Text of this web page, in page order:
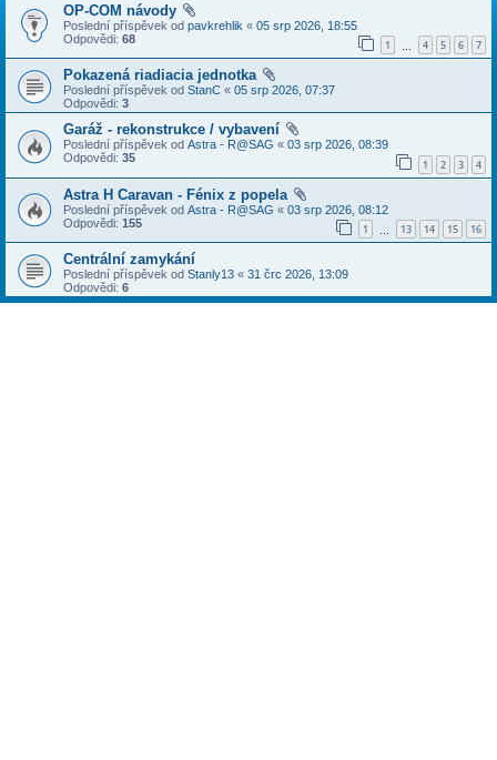
OP-COM návody
Poslední příspěvek od pavkrehlik « 05 srp 2026, 18:55
Odpovědi: 68 1 4 5 6 7
Pokazená riadiacia jednotka
Poslední příspěvek od StanC « 05 srp 2026, 07:37
Odpovědi: 3
Garáž - rekonstrukce / vybavení
Poslední příspěvek od Astra - R@SAG « 03 srp 2026, 08:39
Odpovědi: 35 1 2 3 4
Astra H Caravan - Fénix z popela
Poslední příspěvek od Astra - R@SAG « 03 srp 2026, 08:12
Odpovědi: 155 1 13 14 15 16
Centrální zamykání
Poslední příspěvek od Stanly13 « 31 črc 2026, 13:09
Odpovědi: 6